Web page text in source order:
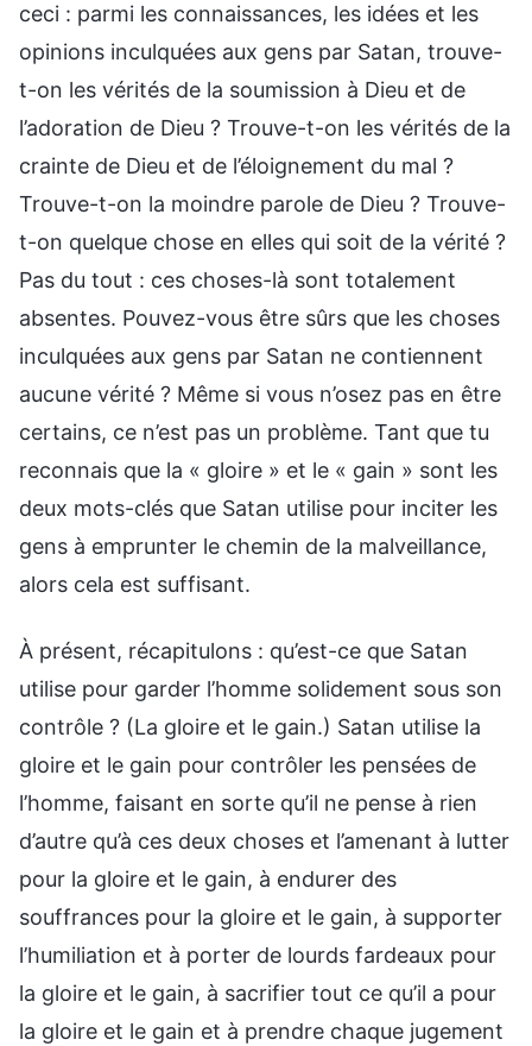
ceci : parmi les connaissances, les idées et les
opinions inculquées aux gens par Satan, trouve-
t-on les vérités de la soumission à Dieu et de
l’adoration de Dieu ? Trouve-t-on les vérités de la
crainte de Dieu et de l’éloignement du mal ?
Trouve-t-on la moindre parole de Dieu ? Trouve-
t-on quelque chose en elles qui soit de la vérité ?
Pas du tout : ces choses-là sont totalement
absentes. Pouvez-vous être sûrs que les choses
inculquées aux gens par Satan ne contiennent
aucune vérité ? Même si vous n’osez pas en être
certains, ce n’est pas un problème. Tant que tu
reconnais que la « gloire » et le « gain » sont les
deux mots-clés que Satan utilise pour inciter les
gens à emprunter le chemin de la malveillance,
alors cela est suffisant.
À présent, récapitulons : qu’est-ce que Satan
utilise pour garder l’homme solidement sous son
contrôle ? (La gloire et le gain.) Satan utilise la
gloire et le gain pour contrôler les pensées de
l’homme, faisant en sorte qu’il ne pense à rien
d’autre qu’à ces deux choses et l’amenant à lutter
pour la gloire et le gain, à endurer des
souffrances pour la gloire et le gain, à supporter
l’humiliation et à porter de lourds fardeaux pour
la gloire et le gain, à sacrifier tout ce qu’il a pour
la gloire et le gain et à prendre chaque jugement